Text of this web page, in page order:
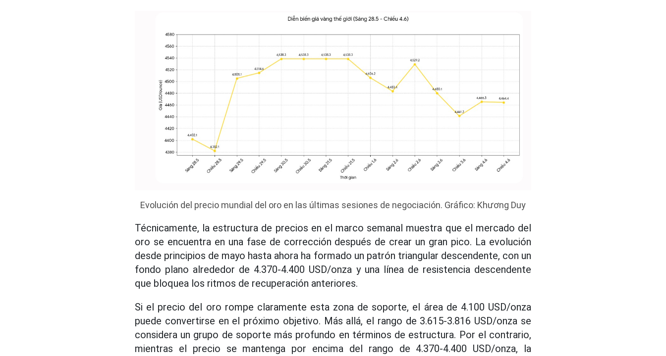
Evolución del precio mundial del oro en las últimas sesiones de negociación. Gráfico: Khương Duy
Técnicamente, la estructura de precios en el marco semanal muestra que el mercado del
oro se encuentra en una fase de corrección después de crear un gran pico. La evolución
desde principios de mayo hasta ahora ha formado un patrón triangular descendente, con un
fondo plano alrededor de 4.370-4.400 USD/onza y una línea de resistencia descendente
que bloquea los ritmos de recuperación anteriores.
Si el precio del oro rompe claramente esta zona de soporte, el área de 4.100 USD/onza
puede convertirse en el próximo objetivo. Más allá, el rango de 3.615-3.816 USD/onza se
considera un grupo de soporte más profundo en términos de estructura. Por el contrario,
mientras el precio se mantenga por encima del rango de 4.370-4.400 USD/onza, la